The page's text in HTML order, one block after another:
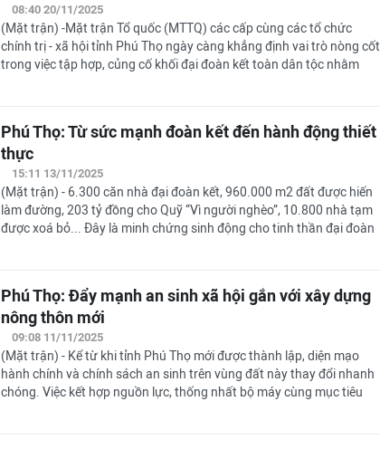
08:40 20/11/2025
(Mặt trận) -Mặt trận Tổ quốc (MTTQ) các cấp cùng các tổ chức
chính trị - xã hội tỉnh Phú Thọ ngày càng khẳng định vai trò nòng cốt
trong việc tập hợp, củng cố khối đại đoàn kết toàn dân tộc nhằm
Phú Thọ: Từ sức mạnh đoàn kết đến hành động thiết
thực
15:11 13/11/2025
(Mặt trận) - 6.300 căn nhà đại đoàn kết, 960.000 m2 đất được hiến
làm đường, 203 tỷ đồng cho Quỹ “Vì người nghèo”, 10.800 nhà tạm
được xoá bỏ... Đây là minh chứng sinh động cho tinh thần đại đoàn
Phú Thọ: Đẩy mạnh an sinh xã hội gắn với xây dựng
nông thôn mới
09:08 11/11/2025
(Mặt trận) - Kể từ khi tỉnh Phú Thọ mới được thành lập, diện mạo
hành chính và chính sách an sinh trên vùng đất này thay đổi nhanh
chóng. Việc kết hợp nguồn lực, thống nhất bộ máy cùng mục tiêu